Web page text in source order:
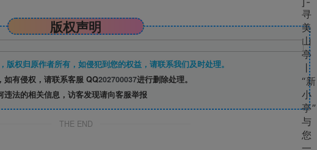
版权声明
版权归原作者所有，如侵犯到您的权益，请联系我们及时处理。
如有侵权，请联系客服 QQ202700037进行删除处理。
法的相关信息，访客发现请向客服举报
THE END